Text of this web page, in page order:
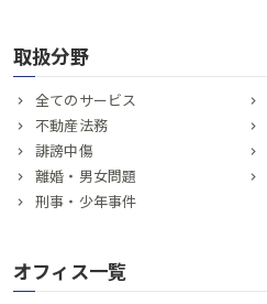
取扱分野
全てのサービス
不動産法務
誹謗中傷
離婚・男女問題
刑事・少年事件
オフィス一覧